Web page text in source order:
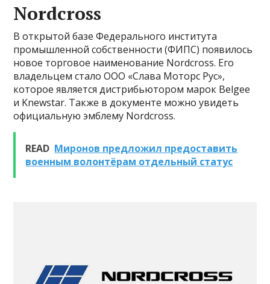
Nordcross
В открытой базе Федерального института
промышленной собственности (ФИПС) появилось
новое торговое наименование Nordcross. Его
владельцем стало ООО «Слава Моторс Рус»,
которое является дистрибьютором марок Belgee
и Knewstar. Также в документе можно увидеть
официальную эмблему Nordcross.
READ Миронов предложил предоставить
военным волонтёрам отдельный статус